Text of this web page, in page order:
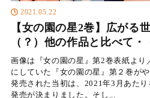
2021.05.22
【女の園の星2巻】広がる
（？）他の作品と比べて・
画像は『女の園の星』第2巻表紙より
にしていた『女の園の星』第２巻が
発売された当初は、2021年3月あた
発売が決まりました。そし...